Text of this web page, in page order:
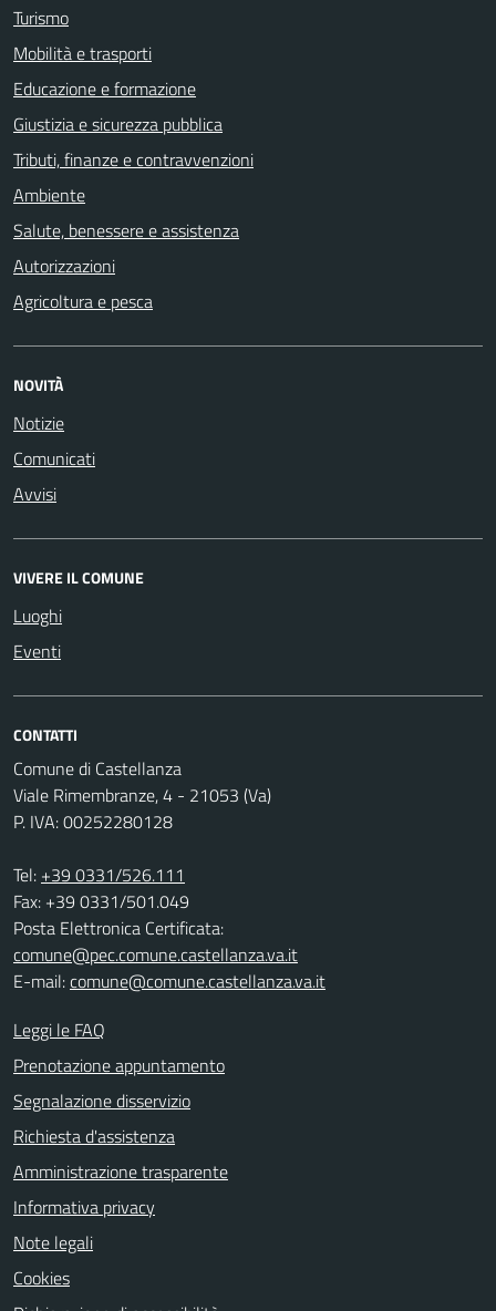
Turismo
Mobilità e trasporti
Educazione e formazione
Giustizia e sicurezza pubblica
Tributi, finanze e contravvenzioni
Ambiente
Salute, benessere e assistenza
Autorizzazioni
Agricoltura e pesca
NOVITÀ
Notizie
Comunicati
Avvisi
VIVERE IL COMUNE
Luoghi
Eventi
CONTATTI
Comune di Castellanza
Viale Rimembranze, 4 - 21053 (Va)
P. IVA: 00252280128
Tel: +39 0331/526.111
Fax: +39 0331/501.049
Posta Elettronica Certificata:
comune@pec.comune.castellanza.va.it
E-mail:comune@comune.castellanza.va.it
Leggi le FAQ
Prenotazione appuntamento
Segnalazione disservizio
Richiesta d'assistenza
Amministrazione trasparente
Informativa privacy
Note legali
Cookies